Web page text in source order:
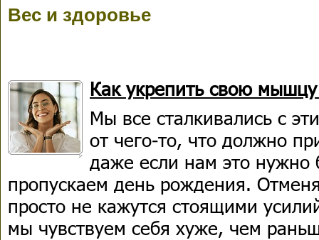
Вес и здоровье
Как укрепить свою мышцу
Мы все сталкивались с
от чего-то, что должно
даже если нам это
пропускаем день рождения.
просто не кажутся стоящими
мы чувствуем себя хуже, чем